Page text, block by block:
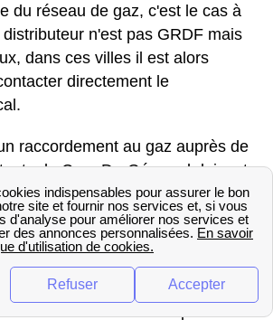
du réseau de gaz, c'est le cas à
n'est pas GRDF mais
dans ces villes il est alors
directement le
raccordement au gaz auprès de
de Cros-De-Géorand doivent
temps réaliser une demande de
Cros-De-Géorand. Les habitants
ont la possibilité de faire
de raccordement sur le site officiel
leur logement en Rhône-Alpes.